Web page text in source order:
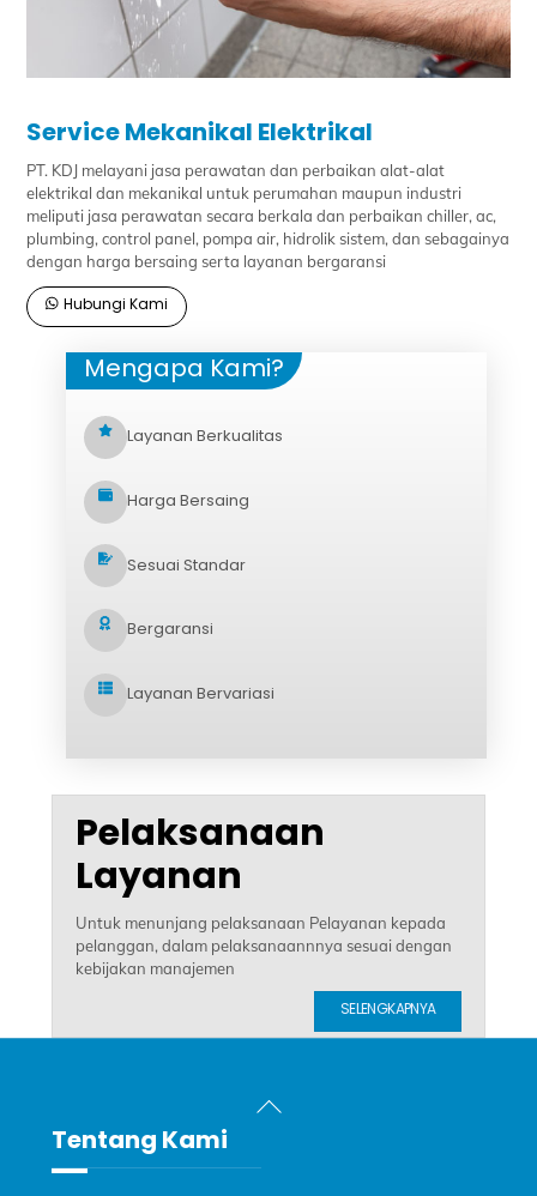
Mengapa Kami?
Layanan Berkualitas
Harga Bersaing
Sesuai Standar
Bergaransi
Layanan Bervariasi
Service Mekanikal Elektrikal
PT. KDJ melayani jasa perawatan dan perbaikan alat-alat
elektrikal dan mekanikal untuk perumahan maupun industri
meliputi jasa perawatan secara berkala dan perbaikan chiller, ac,
plumbing, control panel, pompa air, hidrolik sistem, dan sebagainya
dengan harga bersaing serta layanan bergaransi
Hubungi Kami
Pelaksanaan
Layanan
Untuk menunjang pelaksanaan Pelayanan kepada
pelanggan, dalam pelaksanaannnya sesuai dengan
kebijakan manajemen
SELENGKAPNYA
Back
To
Tentang Kami